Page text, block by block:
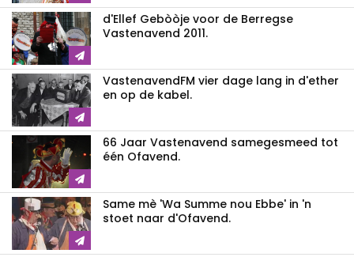
d'Ellef Gebòòje voor de Berregse
Vastenavend 2011.
VastenavendFM vier dage lang in d'ether
en op de kabel.
66 Jaar Vastenavend samegesmeed tot
één Ofavend.
Same mè 'Wa Summe nou Ebbe' in 'n
stoet naar d'Ofavend.